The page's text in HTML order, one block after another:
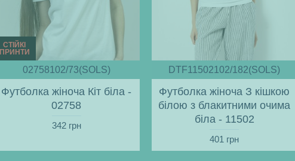
СТІЙКІ
ПРИНТИ
02758102/73(SOLS)
Футболка жіноча Кіт біла -
02758
342 грн
DTF11502102/182(SOLS)
Футболка жіноча З кішкою
білою з блакитними очима
біла - 11502
401 грн